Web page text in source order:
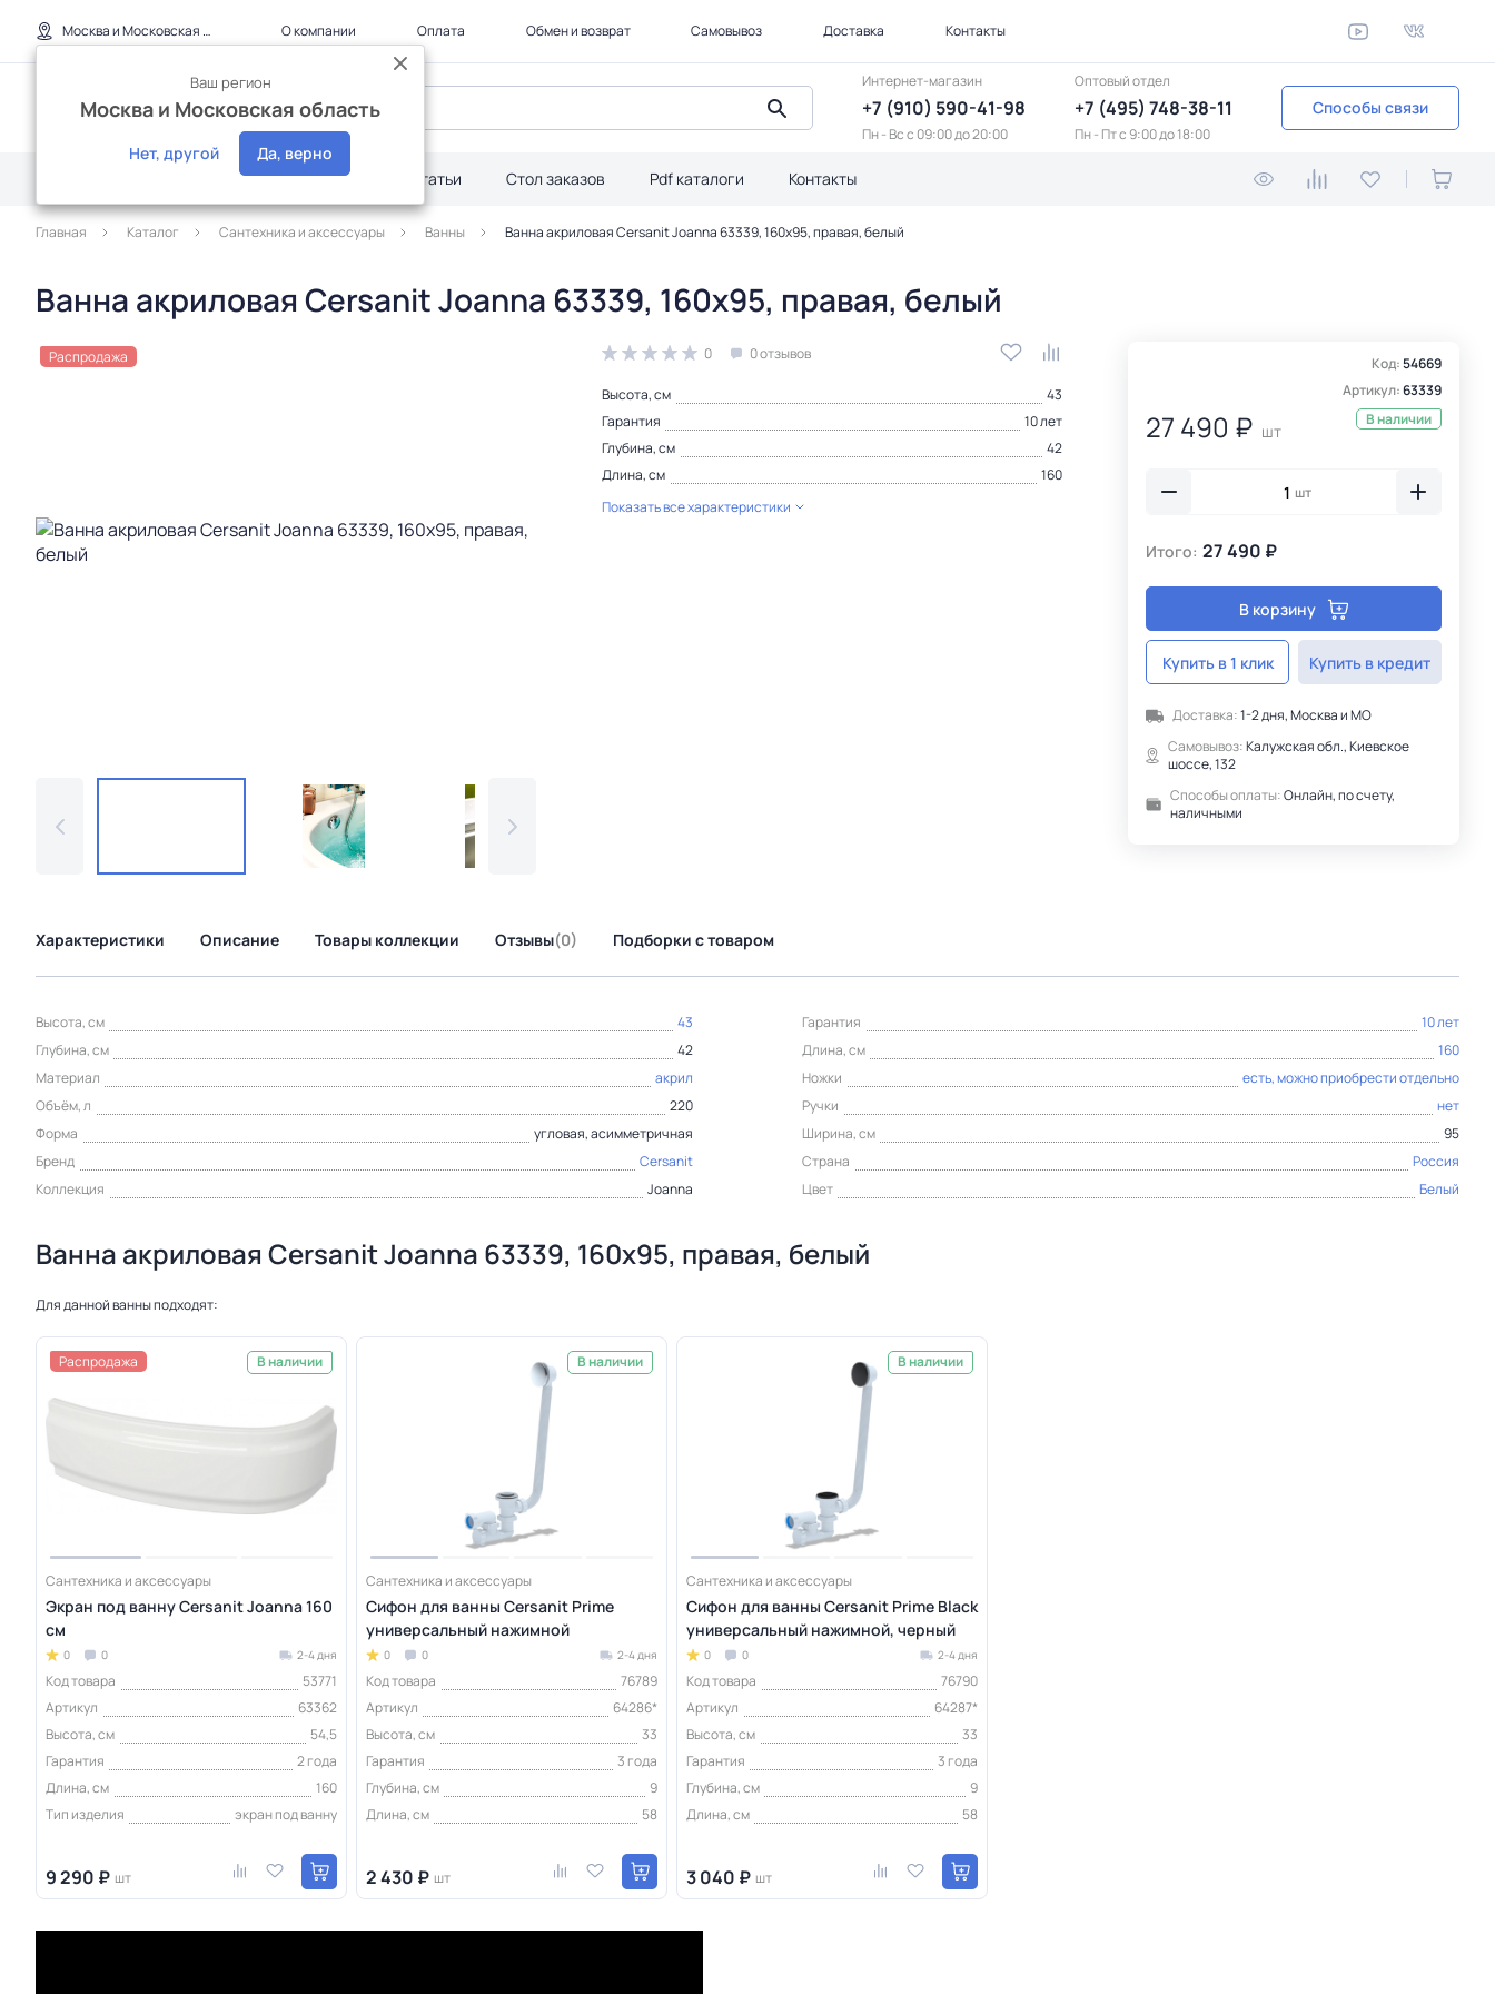
Москва и Московская область
Ваш регион
Москва и Московская область
Нет, другой Да, верно
О компании Оплата Обмен и возврат Самовывоз Доставка Контакты
Интернет-магазин
+7 (910) 590-41-98
Пн - Вс с 09:00 до 20:00
Оптовый отдел
+7 (495) 748-38-11
Пн - Пт c 9:00 до 18:00
Способы связи
Дилерам Акции Статьи Стол заказов Pdf каталоги Контакты
Главная Каталог Сантехника и аксессуары Ванны Ванна акриловая Cersanit Joanna 63339, 160х95, правая, белый
Ванна акриловая Cersanit Joanna 63339, 160х95, правая, белый
Распродажа 0 0 отзывов
Высота, см
43
Гарантия
10 лет
Глубина, см
42
Длина, см
160
Показать все характеристики
Код:54669
Артикул:63339
27 490 ₽ шт
В наличии
шт
Итого: 27 490 ₽
В корзину
Купить в 1 клик Купить в кредит
Доставка:1-2 дня, Москва и МО
Самовывоз:Калужская обл., Киевское
шоссе, 132
Способы оплаты:Онлайн, по счету,
наличными
Характеристики Описание Товары коллекции Отзывы(0) Подборки с товаром
Высота, см 43 Гарантия
10 лет
Глубина, см
42 Длина, см
160
Материал
акрил Ножки
есть, можно приобрести отдельно
Объём, л
220 Ручки
нет
Форма
угловая, асимметричная Ширина, см
95
Бренд
Cersanit Страна
Россия
Коллекция
Joanna Цвет Белый
Ванна акриловая Cersanit Joanna 63339, 160х95, правая, белый
Для данной ванны подходят:
Распродажа В наличии
Сантехника и аксессуары
Экран под ванну Cersanit Joanna 160
см
0 0 2-4 дня
Код товара
53771
Артикул
63362
Высота, см
54,5
Гарантия
2 года
Длина, см
160
Тип изделия
экран под ванну
9 290 ₽ шт
В наличии
Сантехника и аксессуары
Сифон для ванны Cersanit Prime
универсальный нажимной
0 0 2-4 дня
Код товара
76789
Артикул
64286*
Высота, см
33
Гарантия
3 года
Глубина, см
9
Длина, см
58
2 430 ₽ шт
В наличии
Сантехника и аксессуары
Сифон для ванны Cersanit Prime Black
универсальный нажимной, черный
0 0 2-4 дня
Код товара
76790
Артикул
64287*
Высота, см
33
Гарантия
3 года
Глубина, см
9
Длина, см
58
3 040 ₽ шт